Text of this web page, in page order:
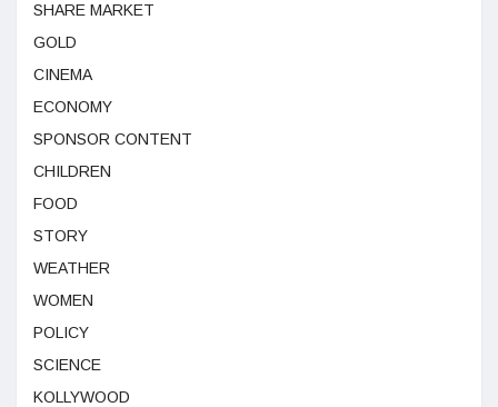
SHARE MARKET
GOLD
CINEMA
ECONOMY
SPONSOR CONTENT
CHILDREN
FOOD
STORY
WEATHER
WOMEN
POLICY
SCIENCE
KOLLYWOOD